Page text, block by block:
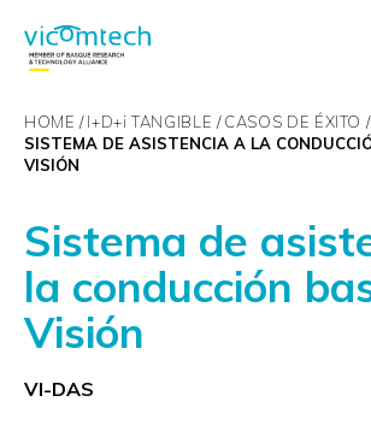
HOME I+D+i TANGIBLE CASOS DE ÉXITO
SISTEMA DE ASISTENCIA A LA
VISIÓN
Sistema de
la conducción
Visión
VI-DAS